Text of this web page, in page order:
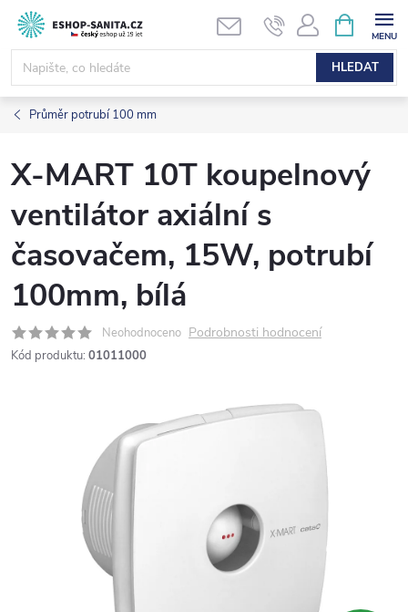
Přejít
obsah
HLEDAT
NÁKUPNÍ
KOŠÍK
Průměr potrubí 100 mm
X-MART 10T koupelnový
ventilátor axiální s
časovačem, 15W, potrubí
100mm, bílá
Neohodnoceno Podrobnosti hodnocení
Kód produktu: 01011000